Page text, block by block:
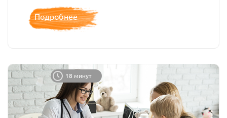
Подробнее
18 минут